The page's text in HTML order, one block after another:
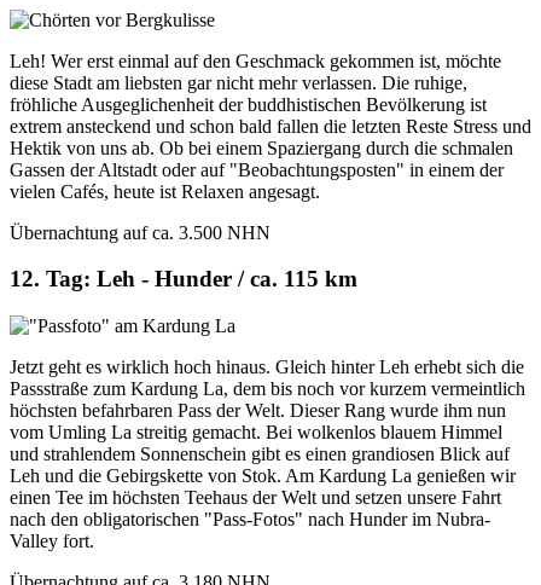
Leh! Wer erst einmal auf den Geschmack gekommen ist, möchte
diese Stadt am liebsten gar nicht mehr verlassen. Die ruhige,
fröhliche Ausgeglichenheit der buddhistischen Bevölkerung ist
extrem ansteckend und schon bald fallen die letzten Reste Stress und
Hektik von uns ab. Ob bei einem Spaziergang durch die schmalen
Gassen der Altstadt oder auf "Beobachtungsposten" in einem der
vielen Cafés, heute ist Relaxen angesagt.
Übernachtung auf ca. 3.500 NHN
12. Tag: Leh - Hunder / ca. 115 km
Jetzt geht es wirklich hoch hinaus. Gleich hinter Leh erhebt sich die
Passstraße zum Kardung La, dem bis noch vor kurzem vermeintlich
höchsten befahrbaren Pass der Welt. Dieser Rang wurde ihm nun
vom Umling La streitig gemacht. Bei wolkenlos blauem Himmel
und strahlendem Sonnenschein gibt es einen grandiosen Blick auf
Leh und die Gebirgskette von Stok. Am Kardung La genießen wir
einen Tee im höchsten Teehaus der Welt und setzen unsere Fahrt
nach den obligatorischen "Pass-Fotos" nach Hunder im Nubra-
Valley fort.